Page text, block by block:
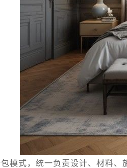
模式，统一负责设计、材料